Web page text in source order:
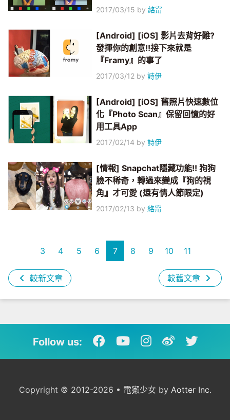
2017/03/15 by絡甯
[Android] [iOS] 影片去背好難?
發揮你的創意!!接下來就是
『Framy』的事了
2017/03/12 by詩伊
[Android] [iOS] 舊照片快速數位
化『Photo Scan』保留回憶的好
用工具App
2017/02/14 by詩伊
[情報] Snapchat隱藏功能!! 狗狗
臉不稀奇，轉過來變成『狗的視
角』才可愛 (還有情人節限定)
2017/02/13 by絡甯
較新文章
3 4 5 6 7 8 9 10 11
較舊文章
Follow us:
Copyright © 2012-2026 • 電獺少女 by Aotter Inc.